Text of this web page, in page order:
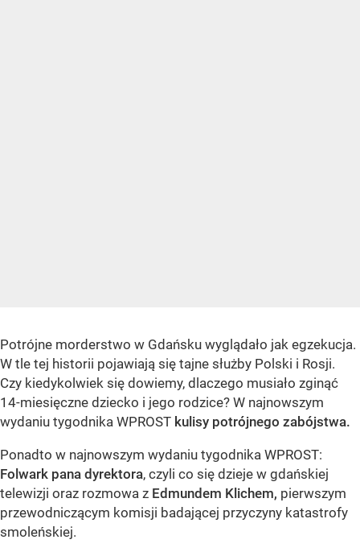
Potrójne morderstwo w Gdańsku wyglądało jak egzekucja.
W tle tej historii pojawiają się tajne służby Polski i Rosji.
Czy kiedykolwiek się dowiemy, dlaczego musiało zginąć
14-miesięczne dziecko i jego rodzice? W najnowszym
wydaniu tygodnika WPROST kulisy potrójnego zabójstwa.
Ponadto w najnowszym wydaniu tygodnika WPROST:
Folwark pana dyrektora, czyli co się dzieje w gdańskiej
telewizji oraz rozmowa z Edmundem Klichem, pierwszym
przewodniczącym komisji badającej przyczyny katastrofy
smoleńskiej.